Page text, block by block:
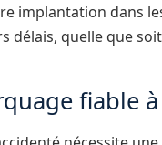
implantation dans
délais, quelle que
fiable